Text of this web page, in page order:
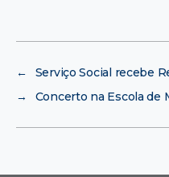
←
Serviço Social recebe
→
Concerto na Escola de